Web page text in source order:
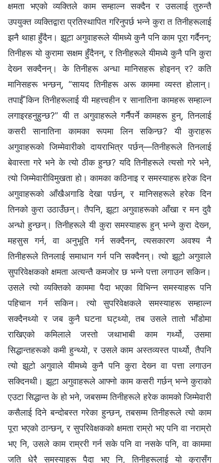
क्षमता भएको व्यक्तिले काम सम्हाल्न सक्दैन र उसलाई तुरुन्तै
उपयुक्त व्यक्तिद्वारा प्रतिस्थापित गरिनुपर्छ भन्‍ने कुरा त तिनीहरूलाई
झनै थाहा हुँदैन। झूटा अगुवाहरूले यीमध्ये कुनै पनि काम पूरा गर्दैनन्;
तिनीहरू यो कुरामा सक्षम हुँदैनन्, र तिनीहरूले यीमध्ये कुनै पनि कुरा
देख्‍न सक्दैनन्। के तिनीहरू अन्धा मानिसहरू होइनन् र? कति
मानिसहरू भन्छन्, “सायद तिनीहरू अरू काममा व्यस्त होलान्।
तपाईँ किन तिनीहरूलाई यी महत्त्वहीन र सानातिना कामहरू सम्हाल्न
लगाइरहनुहुन्छ?” यी त अगुवाहरूले गर्नैपर्ने कामहरू हुन्, तिनलाई
कसरी सानातिना कामका रूपमा लिन सकिन्छ? यी कुराहरू
अगुवाहरूको जिम्मेवारीको दायराभित्र पर्छन्—तिनीहरूले तिनलाई
बेवास्ता गरे भने के त्यो ठीक हुन्छ? यदि तिनीहरूले त्यसो गरे भने,
त्यो जिम्मेवारीविमुखता हो। कामका कठिनाइ र समस्याहरू हरेक दिन
अगुवाहरूको आँखैअगाडि देखा पर्छन्, र मानिसहरूले हरेक दिन
तिनको कुरा उठाउँछन्। तैपनि, झूटा अगुवाहरूको आँखा र मन दुवै
अन्धो हुन्छन्। तिनीहरूले यी कुरा समस्याहरू हुन् भन्‍ने कुरा देख्‍न,
महसुस गर्न, वा अनुभूति गर्न सक्दैनन्, त्यसकारण अवश्य नै
तिनीहरूले तिनलाई समाधान गर्न पनि सक्दैनन्। त्यो झूटो अगुवाले
सुपरिवेक्षकको क्षमता अत्यन्तै कमजोर छ भन्‍ने पत्ता लगाउन सकिन।
उसले त्यो व्यक्तिको काममा पैदा भएका विभिन्‍न समस्याहरू पनि
पहिचान गर्न सकिन। त्यो सुपरिवेक्षकले समस्याहरू सम्हाल्न
सक्दैनथ्यो र जब कुनै घटना घट्थ्यो, तब उसले तातो भाँडोमा
राखिएको कमिलाले जस्तो जथाभाबी काम गर्थ्यो, उसमा
सिद्धान्तहरूको कमी हुन्थ्यो, र उसले काम अस्तव्यस्त पार्थ्यो, तैपनि
त्यो झूटो अगुवाले यीमध्ये कुनै पनि कुरा देख्‍न वा पत्ता लगाउन
सक्दिनथी। झूटा अगुवाहरूले आफ्नो काम कसरी गर्छन् भन्‍ने कुराको
एउटा सिद्धान्त के हो भने, जबसम्‍म तिनीहरूले हरेक कामको जिम्मेवारी
कसैलाई दिने बन्दोबस्त गरेका हुन्छन्, तबसम्‍म तिनीहरूले त्यो काम
पूरा भएको ठान्छन्, र सुपरिवेक्षकको क्षमता राम्रो भए पनि वा नराम्रो
भए नि, उसले काम राम्ररी गर्न सके पनि वा नसके पनि, वा काममा
जति धेरै समस्याहरू पैदा भए नि, तिनीहरूलाई यो कुरासँग